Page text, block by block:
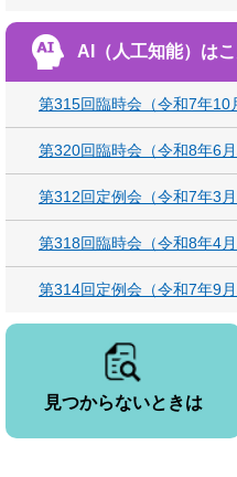
AI（人工知能）は
第315回臨時会（令和7年10
第320回臨時会（令和8年6月
第312回定例会（令和7年3月
第318回臨時会（令和8年4月
第314回定例会（令和7年9月
見つからないときは